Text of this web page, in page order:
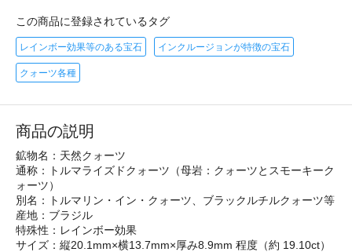
この商品に登録されているタグ
レインボー効果等のある宝石 インクルージョンが特徴の宝石
クォーツ各種
商品の説明
鉱物名：天然クォーツ
通称：トルマライズドクォーツ（母岩：クォーツとスモーキーク
ォーツ）
別名：トルマリン・イン・クォーツ、ブラックルチルクォーツ等
産地：ブラジル
特殊性：レインボー効果
サイズ：縦20.1mm×横13.7mm×厚み8.9mm 程度（約 19.10ct）